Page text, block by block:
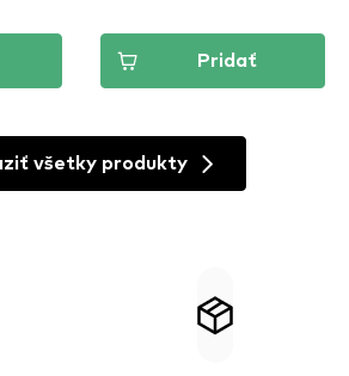
Pridať
všetky produkty